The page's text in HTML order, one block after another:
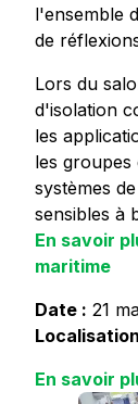
l'ensemble
de
Lors du
d'isolation
les
les groupes
systèmes
sensibles à
En savoir
maritime
Date : 21
En savoir